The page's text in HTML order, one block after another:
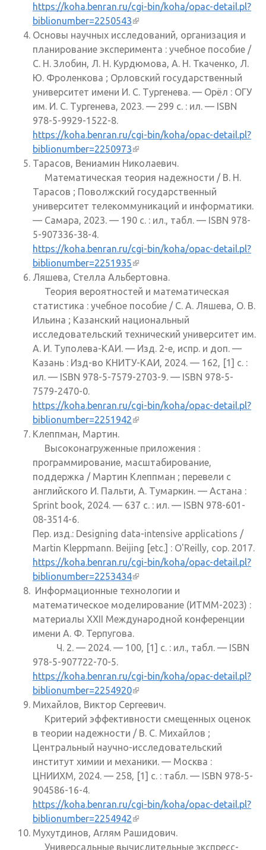
https://koha.benran.ru/cgi-bin/koha/opac-detail.pl?
biblionumber=2250543(внешняя ссылка)
Основы научных исследований, организация и
планирование эксперимента : учебное пособие /
С. Н. Злобин, Л. Н. Курдюмова, А. Н. Ткаченко, Л.
Ю. Фроленкова ; Орловский государственный
университет имени И. С. Тургенева. — Орёл : ОГУ
им. И. С. Тургенева, 2023. — 299 с. : ил. — ISBN
978-5-9929-1522-8.
https://koha.benran.ru/cgi-bin/koha/opac-detail.pl?
biblionumber=2250973(внешняя ссылка)
Тарасов, Вениамин Николаевич.
Математическая теория надежности / В. Н.
Тарасов ; Поволжский государственный
университет телекоммуникаций и информатики.
— Самара, 2023. — 190 с. : ил., табл. — ISBN 978-
5-907336-38-4.
https://koha.benran.ru/cgi-bin/koha/opac-detail.pl?
biblionumber=2251935(внешняя ссылка)
Ляшева, Стелла Альбертовна.
Теория вероятностей и математическая
статистика : учебное пособие / С. А. Ляшева, О. В.
Ильина ; Казанский национальный
исследовательский технический университет им.
А. И. Туполева-КАИ. — Изд. 2-е, испр. и доп. —
Казань : Изд-во КНИТУ-КАИ, 2024. — 162, [1] с. :
ил. — ISBN 978-5-7579-2703-9. — ISBN 978-5-
7579-2470-0.
https://koha.benran.ru/cgi-bin/koha/opac-detail.pl?
biblionumber=2251942(внешняя ссылка)
Клеппман, Мартин.
Высоконагруженные приложения :
программирование, масштабирование,
поддержка / Мартин Клеппман ; перевели с
английского И. Пальти, А. Тумаркин. — Астана :
Sprint book, 2024. — 637 c. : ил. — ISBN 978-601-
08-3514-6.
Пер. изд.: Designing data-intensive applications /
Martin Kleppmann. Beijing [etc.] : O'Reilly, cop. 2017.
https://koha.benran.ru/cgi-bin/koha/opac-detail.pl?
biblionumber=2253434(внешняя ссылка)
Информационные технологии и
математическое моделирование (ИТММ-2023) :
материалы XXII Международной конференции
имени А. Ф. Терпугова.
Ч. 2. — 2024. — 100, [1] с. : ил., табл. — ISBN
978-5-907722-70-5.
https://koha.benran.ru/cgi-bin/koha/opac-detail.pl?
biblionumber=2254920(внешняя ссылка)
Михайлов, Виктор Сергеевич.
Критерий эффективности смещенных оценок
в теории надежности / В. С. Михайлов ;
Центральный научно-исследовательский
институт химии и механики. — Москва :
ЦНИИХМ, 2024. — 258, [1] с. : табл. — ISBN 978-5-
904586-16-4.
https://koha.benran.ru/cgi-bin/koha/opac-detail.pl?
biblionumber=2254942(внешняя ссылка)
Мухутдинов, Аглям Рашидович.
Универсальные вычислительные экспресс-